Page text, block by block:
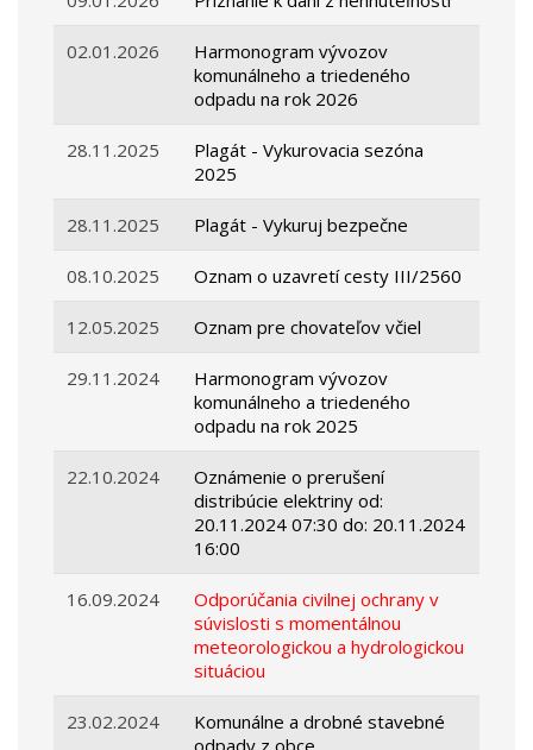
02.01.2026
Harmonogram vývozov
komunálneho a triedeného
odpadu na rok 2026
28.11.2025
Plagát - Vykurovacia sezóna
2025
28.11.2025 Plagát - Vykuruj bezpečne
08.10.2025 Oznam o uzavretí cesty III/2560
12.05.2025 Oznam pre chovateľov včiel
29.11.2024
Harmonogram vývozov
komunálneho a triedeného
odpadu na rok 2025
22.10.2024
Oznámenie o prerušení
distribúcie elektriny od:
20.11.2024 07:30 do: 20.11.2024
16:00
16.09.2024
Odporúčania civilnej ochrany v
súvislosti s momentálnou
meteorologickou a hydrologickou
situáciou
23.02.2024
Komunálne a drobné stavebné